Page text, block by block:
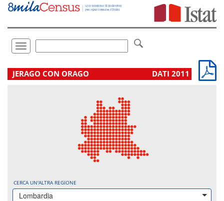
Vai
direttamente
Toggle
navigation
.
JERAGO CON ORAGO DATI 2011
CERCA UN'ALTRA REGIONE
Lombardia